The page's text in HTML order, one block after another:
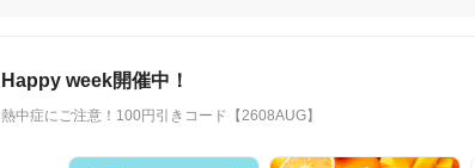
Happy week開催中！
熱中症にご注意！100円引きコード【2608AUG】